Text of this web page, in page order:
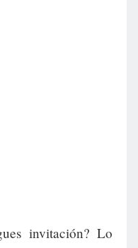
invitación? Lo